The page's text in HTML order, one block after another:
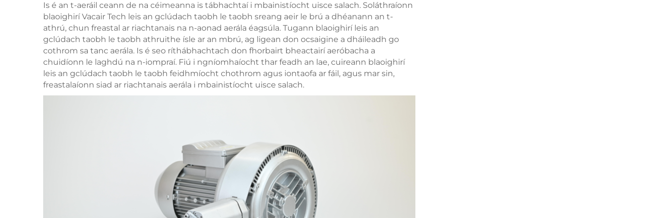
Is é an t-aeráil ceann de na céimeanna is tábhachtaí i mbainistíocht uisce salach. Soláthraíonn
blaoighirí Vacair Tech leis an gclúdach taobh le taobh sreang aeir le brú a dhéanann an t-
athrú, chun freastal ar riachtanais na n-aonad aerála éagsúla. Tugann blaoighirí leis an
gclúdach taobh le taobh athruithe ísle ar an mbrú, ag ligean don ocsaigine a dháileadh go
cothrom sa tanc aerála. Is é seo ríthábhachtach don fhorbairt bheactairí aeróbacha a
chuidíonn le laghdú na n-iompraí. Fiú i ngníomhaíocht thar feadh an lae, cuireann blaoighirí
leis an gclúdach taobh le taobh feidhmíocht chothrom agus iontaofa ar fáil, agus mar sin,
freastalaíonn siad ar riachtanais aerála i mbainistíocht uisce salach.